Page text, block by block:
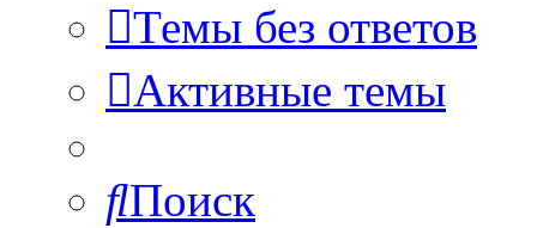
Темы без ответов
Активные темы
Поиск